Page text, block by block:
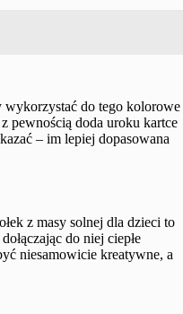
wykorzystać do tego kolorowe
pewnością doda uroku kartce
– im lepiej dopasowana
z masy solnej dla dzieci to
do niej ciepłe
niesamowicie kreatywne, a